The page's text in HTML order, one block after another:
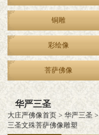
铜雕
彩绘像
菩萨佛像
华严三圣
大庄严佛像首页 > 华严三圣 >
三圣文殊菩萨佛像雕塑